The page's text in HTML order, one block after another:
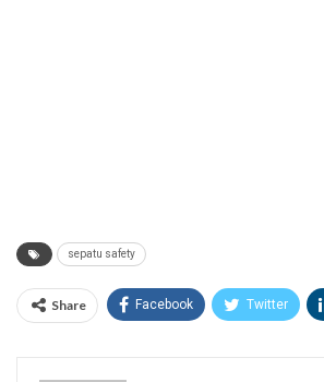
sepatu safety
Share Facebook Twitter